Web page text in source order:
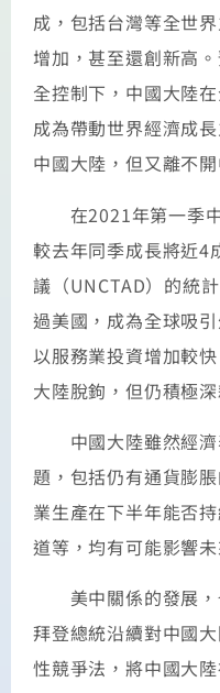
成，包括台灣等全世
增加，甚至還創新高
全控制下，中國大陸
成為帶動世界經濟成
中國大陸，但又離不
在2021年第一季中
較去年同季成長將近4
議（UNCTAD）的統
過美國，成為全球吸
以服務業投資增加較
大陸脫鉤，但仍積極
中國大陸雖然經濟
題，包括仍有通貨膨
業生產在下半年能否
道等，均有可能影響
美中關係的發展，
拜登總統沿續對中國
性競爭法，將中國大